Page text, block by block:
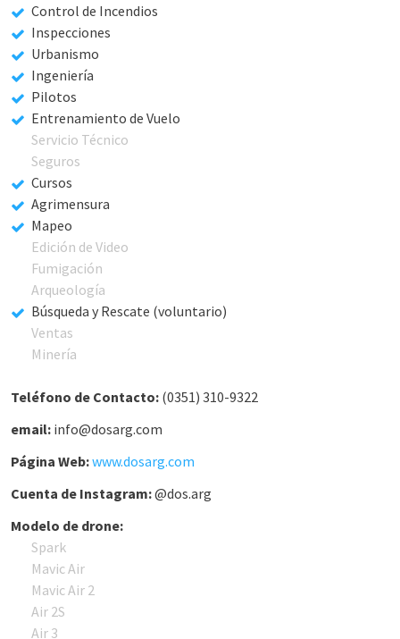
Control de Incendios
Inspecciones
Urbanismo
Ingeniería
Pilotos
Entrenamiento de Vuelo
Servicio Técnico
Seguros
Cursos
Agrimensura
Mapeo
Edición de Video
Fumigación
Arqueología
Búsqueda y Rescate (voluntario)
Ventas
Minería
Teléfono de Contacto: (0351) 310-9322
email: info@dosarg.com
Página Web:www.dosarg.com
Cuenta de Instagram:@dos.arg
Modelo de drone:
Spark
Mavic Air
Mavic Air 2
Air 2S
Air 3